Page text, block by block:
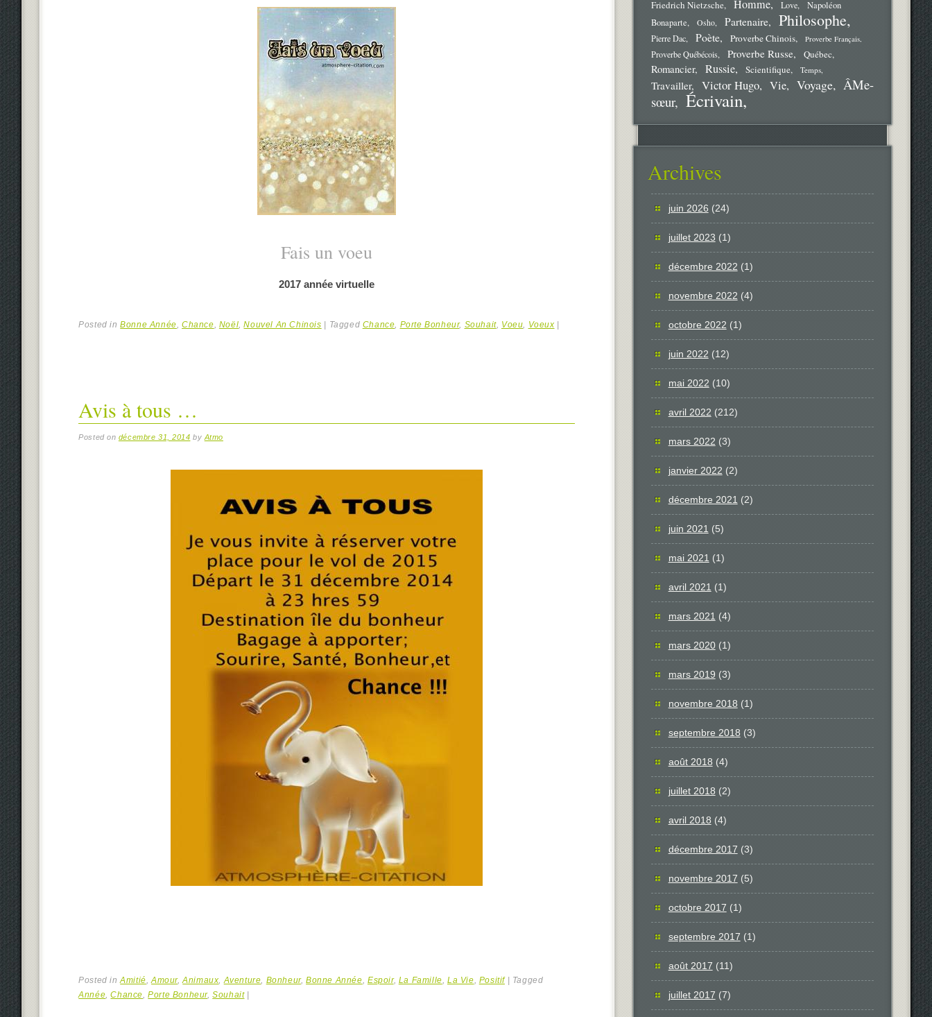
Fais un voeu
2017 année virtuelle
Posted inBonne Année,Chance, Noël,Nouvel An Chinois Tagged Chance, Porte Bonheur, Souhait, Voeu, Voeux
Avis à tous …
Posted on décembre 31, 2014 by Atmo
Posted inAmitié,Amour,Animaux,Aventure, Bonheur,Bonne Année, Espoir, La Famille, La Vie, Positif
Tagged
Année,Chance,Porte Bonheur,Souhait
Friedrich Nietzsche Homme Love
Napoléon
Bonaparte
Osho Partenaire Philosophe
Pierre Dac Poète Proverbe Chinois Proverbe Français
Proverbe Québécois Proverbe Russe Québec
Romancier Russie Scientifique Temps
Travailler Victor Hugo Vie Voyage
ÂMe-
sœur
Écrivain
Archives
juin 2026 (24)
juillet 2023 (1)
décembre 2022 (1)
novembre 2022 (4)
octobre 2022 (1)
juin 2022 (12)
mai 2022 (10)
avril 2022 (212)
mars 2022 (3)
janvier 2022 (2)
décembre 2021 (2)
juin 2021 (5)
mai 2021 (1)
avril 2021 (1)
mars 2021 (4)
mars 2020(1)
mars 2019 (3)
novembre 2018 (1)
septembre 2018 (3)
août 2018 (4)
juillet 2018 (2)
avril 2018 (4)
décembre 2017 (3)
novembre 2017 (5)
octobre 2017 (1)
septembre 2017 (1)
août 2017 (11)
juillet 2017 (7)